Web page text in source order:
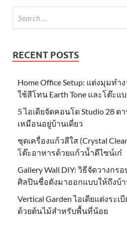
RECENT POSTS
Home Office Setup: แต่งมุมท
ใช้สีโทน Earth Tone และโต๊ะแ
5 ไอเดียจัดคอนโด Studio 28 ต
เหมือนอยู่บ้านเดี่ยว
ชุดเครื่องแก้วสีใส (Crystal
โต๊ะอาหารด้วยแก้วน้ำดีไซน์เก๋
Gallery Wall DIY: วิธีจัดวางก
ศิลปินชื่อดังมาออกแบบให้ถึงบ้
Vertical Garden ไอเดียแต่งระเ
ด้วยต้นไม้สำหรับพื้นที่น้อย